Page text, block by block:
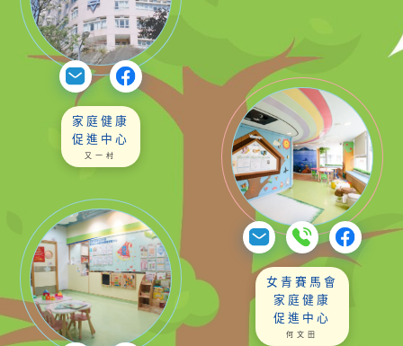
家庭健康
促進中心
又一村
女青賽馬會
家庭健康
促進中心
何文田